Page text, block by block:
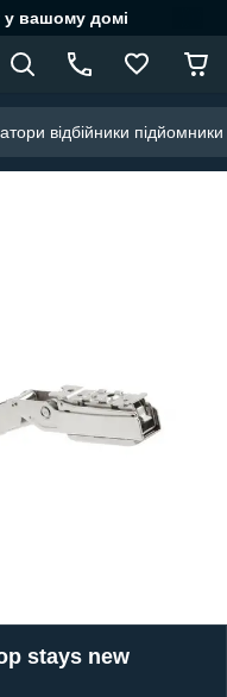
у вашому домі
відбійники підйомники
stays new